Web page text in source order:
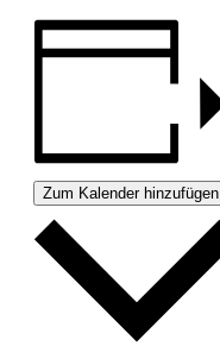
Zum Kalender hinzufügen